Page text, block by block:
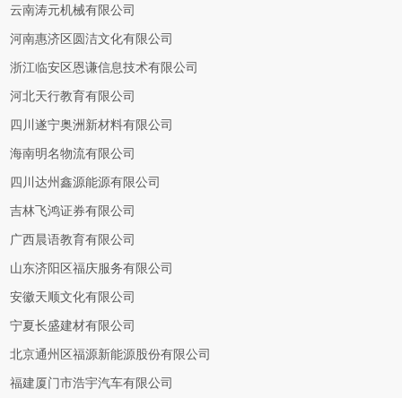
云南涛元机械有限公司
河南惠济区圆洁文化有限公司
浙江临安区恩谦信息技术有限公司
河北天行教育有限公司
四川遂宁奥洲新材料有限公司
海南明名物流有限公司
四川达州鑫源能源有限公司
吉林飞鸿证券有限公司
广西晨语教育有限公司
山东济阳区福庆服务有限公司
安徽天顺文化有限公司
宁夏长盛建材有限公司
北京通州区福源新能源股份有限公司
福建厦门市浩宇汽车有限公司